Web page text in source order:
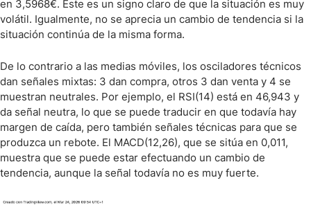
en 3,5968€. Este es un signo claro de que la situación es muy
volátil. Igualmente, no se aprecia un cambio de tendencia si la
situación continúa de la misma forma.
De lo contrario a las medias móviles, los osciladores técnicos
dan señales mixtas: 3 dan compra, otros 3 dan venta y 4 se
muestran neutrales. Por ejemplo, el RSI(14) está en 46,943 y
da señal neutra, lo que se puede traducir en que todavía hay
margen de caída, pero también señales técnicas para que se
produzca un rebote. El MACD(12,26), que se sitúa en 0,011,
muestra que se puede estar efectuando un cambio de
tendencia, aunque la señal todavía no es muy fuerte.